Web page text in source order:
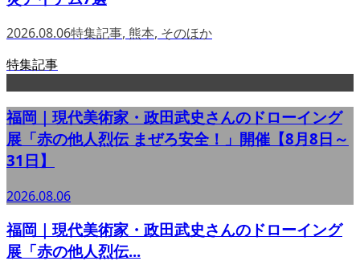
2026.08.06特集記事, 熊本, そのほか
特集記事
福岡｜現代美術家・政田武史さんのドローイング
展「赤の他人烈伝 まぜろ安全！」開催【8月8日～
31日】
2026.08.06
福岡｜現代美術家・政田武史さんのドローイング
展「赤の他人烈伝...